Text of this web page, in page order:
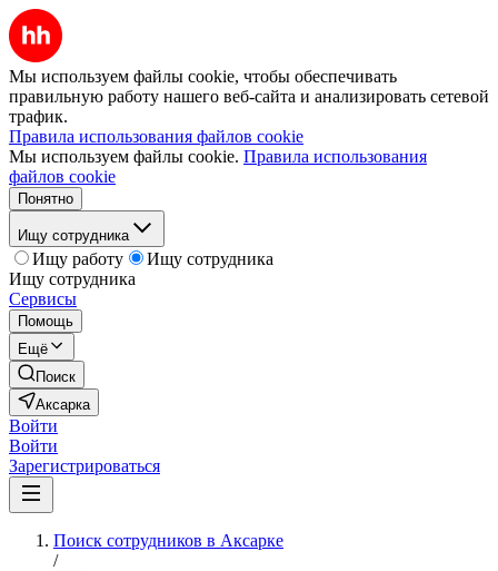
Мы используем файлы cookie, чтобы обеспечивать
правильную работу нашего веб-сайта и анализировать сетевой
трафик.
Правила использования файлов cookie
Мы используем файлы cookie. Правила использования
файлов cookie
Понятно
Ищу сотрудника
Ищу работу
Ищу сотрудника
Ищу сотрудника
Сервисы
Помощь
Ещё
Поиск
Аксарка
Войти
Войти
Зарегистрироваться
Поиск сотрудников в Аксарке
/